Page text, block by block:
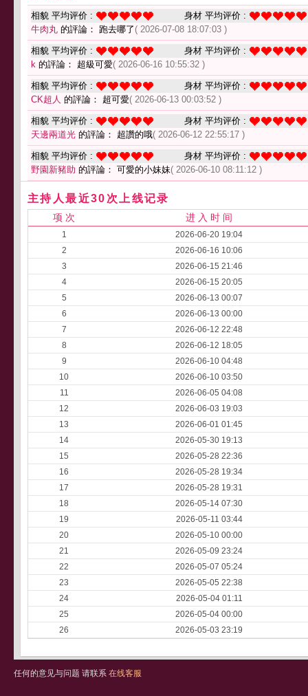
相貌 平均评价 :
身材 平均评价 :
牛肉丸 的評論： 跑去哪了 ( 2026-07-08 18:07:03 )
相貌 平均评价 :
身材 平均评价 :
k 的評論： 超級可愛( 2026-06-16 10:55:32 )
相貌 平均评价 :
身材 平均评价 :
CK超人 的評論： 超可愛( 2026-06-13 00:03:52 )
相貌 平均评价 :
身材 平均评价 :
天邊兩道光 的評論： 超讚的哦( 2026-06-12 22:55:17 )
相貌 平均评价 :
身材 平均评价 :
野園新豬助 的評論： 可愛的小妹妹( 2026-06-10 08:11:12 )
主持人最近30次上线记录
项 次 进 入 时 间
1
2026-06-20 19:04
2
2026-06-16 10:06
3
2026-06-15 21:46
4
2026-06-15 20:05
5
2026-06-13 00:07
6
2026-06-13 00:00
7
2026-06-12 22:48
8
2026-06-12 18:05
9
2026-06-10 04:48
10
2026-06-10 03:50
11
2026-06-05 04:08
12
2026-06-03 19:03
13
2026-06-01 01:45
14
2026-05-30 19:13
15
2026-05-28 22:36
16
2026-05-28 19:34
17
2026-05-28 19:31
18
2026-05-14 07:30
19
2026-05-11 03:44
20
2026-05-10 00:00
21
2026-05-09 23:24
22
2026-05-07 05:24
23
2026-05-05 22:38
24
2026-05-04 01:11
25
2026-05-04 00:00
26
2026-05-03 23:19
任何的意见与问题 请联系 在线客服